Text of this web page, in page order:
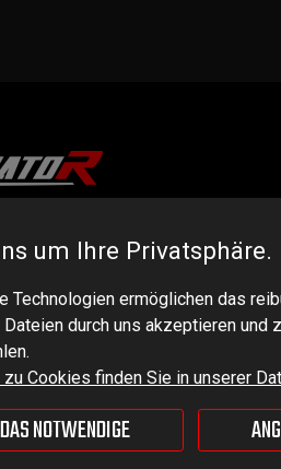
z o.o.
um Ihre Privatsphäre.
Technologien ermöglichen das
durch uns akzeptieren und
Cookies finden Sie in unserer
NOTWENDIGE